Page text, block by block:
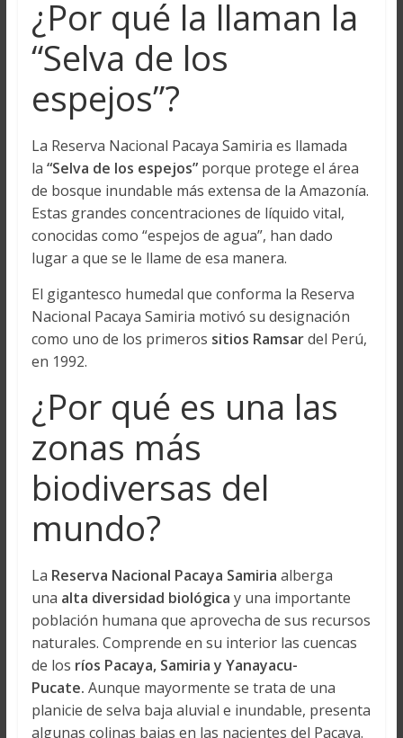
¿Por qué la llaman la
“Selva de los
espejos”?
La Reserva Nacional Pacaya Samiria es llamada
la “Selva de los espejos”porque protege el área
de bosque inundable más extensa de la Amazonía.
Estas grandes concentraciones de líquido vital,
conocidas como “espejos de agua”, han dado
lugar a que se le llame de esa manera.
El gigantesco humedal que conforma la Reserva
Nacional Pacaya Samiria motivó su designación
como uno de los primeros sitios Ramsardel Perú,
en 1992.
¿Por qué es una las
zonas más
biodiversas del
mundo?
La Reserva Nacional Pacaya Samiria alberga
una alta diversidad biológica y una importante
población humana que aprovecha de sus recursos
naturales. Comprende en su interior las cuencas
de los ríos Pacaya, Samiria y Yanayacu-
Pucate. Aunque mayormente se trata de una
planicie de selva baja aluvial e inundable, presenta
algunas colinas bajas en las nacientes del Pacaya.